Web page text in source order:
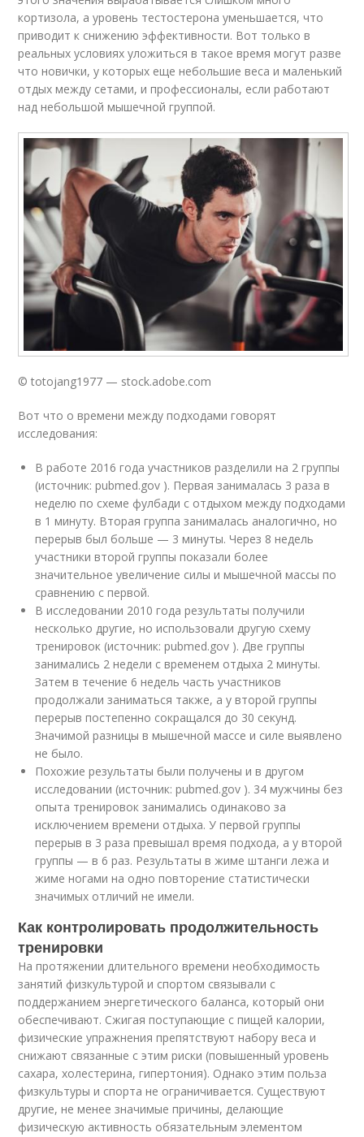
кортизола, а уровень тестостерона уменьшается, что
приводит к снижению эффективности. Вот только в
реальных условиях уложиться в такое время могут разве
что новички, у которых еще небольшие веса и маленький
отдых между сетами, и профессионалы, если работают
над небольшой мышечной группой.
© totojang1977 — stock.adobe.com
Вот что о времени между подходами говорят
исследования:
В работе 2016 года участников разделили на 2 группы
(источник: pubmed.gov ). Первая занималась 3 раза в
неделю по схеме фулбади с отдыхом между подходами
в 1 минуту. Вторая группа занималась аналогично, но
перерыв был больше — 3 минуты. Через 8 недель
участники второй группы показали более
значительное увеличение силы и мышечной массы по
сравнению с первой.
В исследовании 2010 года результаты получили
несколько другие, но использовали другую схему
тренировок (источник: pubmed.gov ). Две группы
занимались 2 недели с временем отдыха 2 минуты.
Затем в течение 6 недель часть участников
продолжали заниматься также, а у второй группы
перерыв постепенно сокращался до 30 секунд.
Значимой разницы в мышечной массе и силе выявлено
не было.
Похожие результаты были получены и в другом
исследовании (источник: pubmed.gov ). 34 мужчины без
опыта тренировок занимались одинаково за
исключением времени отдыха. У первой группы
перерыв в 3 раза превышал время подхода, а у второй
группы — в 6 раз. Результаты в жиме штанги лежа и
жиме ногами на одно повторение статистически
значимых отличий не имели.
Как контролировать продолжительность
тренировки
На протяжении длительного времени необходимость
занятий физкультурой и спортом связывали с
поддержанием энергетического баланса, который они
обеспечивают. Сжигая поступающие с пищей калории,
физические упражнения препятствуют набору веса и
снижают связанные с этим риски (повышенный уровень
сахара, холестерина, гипертония). Однако этим польза
физкультуры и спорта не ограничивается. Существуют
другие, не менее значимые причины, делающие
физическую активность обязательным элементом